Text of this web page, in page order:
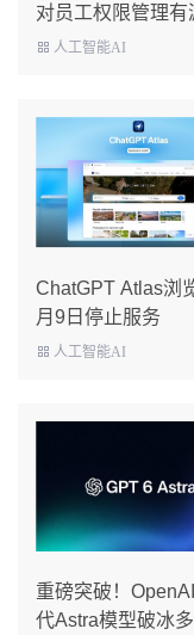
对员工权限管理有
洞，导致泄密
人工智能AI
ChatGPT Atlas浏
月9日停止服务
人工智能AI
重磅突破！
代Astra模型破冰